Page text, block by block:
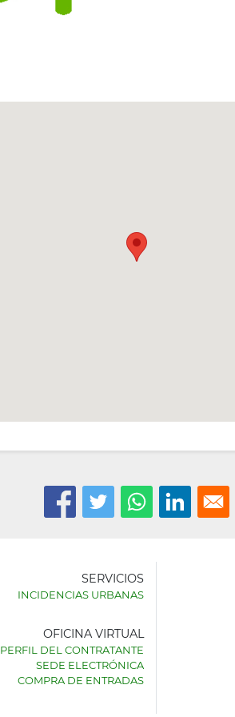
SERVICIOS
INCIDENCIAS URBANAS
OFICINA VIRTUAL
PERFIL DEL CONTRATANTE
SEDE ELECTRÓNICA
COMPRA DE ENTRADAS